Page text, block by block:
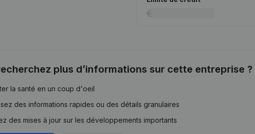
plus d’informations sur cette entreprise ?
la santé en un coup d'oeil
des informations rapides ou des détails granulaires
des mises à jour sur les développements importants